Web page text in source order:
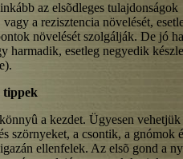
az elsõdleges tulajdonságok
vagy a rezisztencia növelését,
növelését szolgálják. De jó
harmadik, esetleg negyedik
tippek
a kezdet. Ügyesen vehetjük
szörnyeket, a csontik, a gnómok
ellenfelek. Az elsõ gond a